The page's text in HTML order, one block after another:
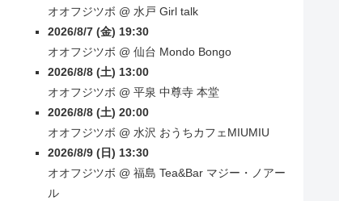
オオフジツボ @ 水戸 Girl talk
2026/8/7 (金) 19:30
オオフジツボ @ 仙台 Mondo Bongo
2026/8/8 (土) 13:00
オオフジツボ @ 平泉 中尊寺 本堂
2026/8/8 (土) 20:00
オオフジツボ @ 水沢 おうちカフェMIUMIU
2026/8/9 (日) 13:30
オオフジツボ @ 福島 Tea&Bar マジー・ノアー
ル